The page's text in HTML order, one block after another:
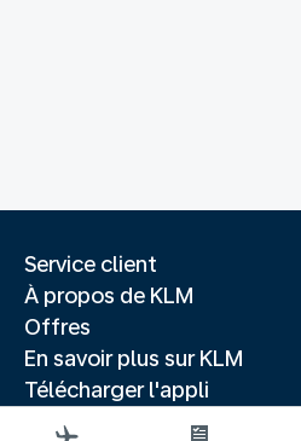
Service client
À propos de KLM
Offres
En savoir plus sur KLM
Télécharger l'appli
Sites Web associés